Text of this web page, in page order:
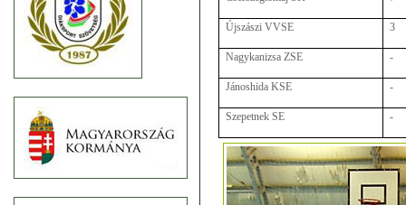
Újszászi VVSE 3
Nagykanizsa ZSE -
Jánoshida KSE -
Szepetnek SE -